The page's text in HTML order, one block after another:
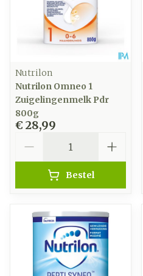
Nutrilon
Nutrilon Omneo 1
Zuigelingenmelk Pdr
800g
€ 28,99
Bestel